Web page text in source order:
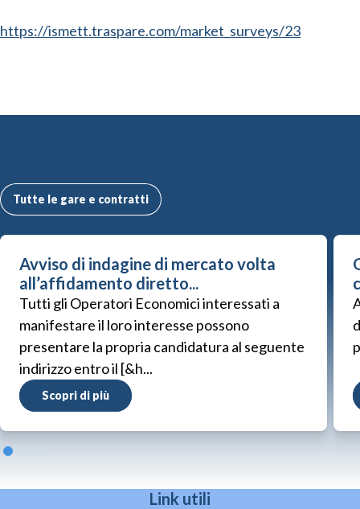
https://ismett.traspare.com/market_surveys/23
Tutte le gare e contratti
Avviso di indagine di mercato volta
all’affidamento diretto...
Tutti gli Operatori Economici interessati a
manifestare il loro interesse possono
presentare la propria candidatura al seguente
indirizzo entro il [&h...
Scopri di più
Link utili